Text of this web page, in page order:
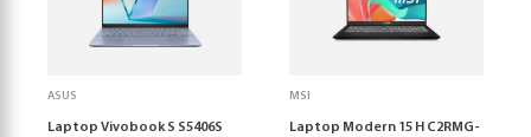
ASUS
Laptop Vivobook S S5406S
MSI
Laptop Modern 15 H C2RMG-